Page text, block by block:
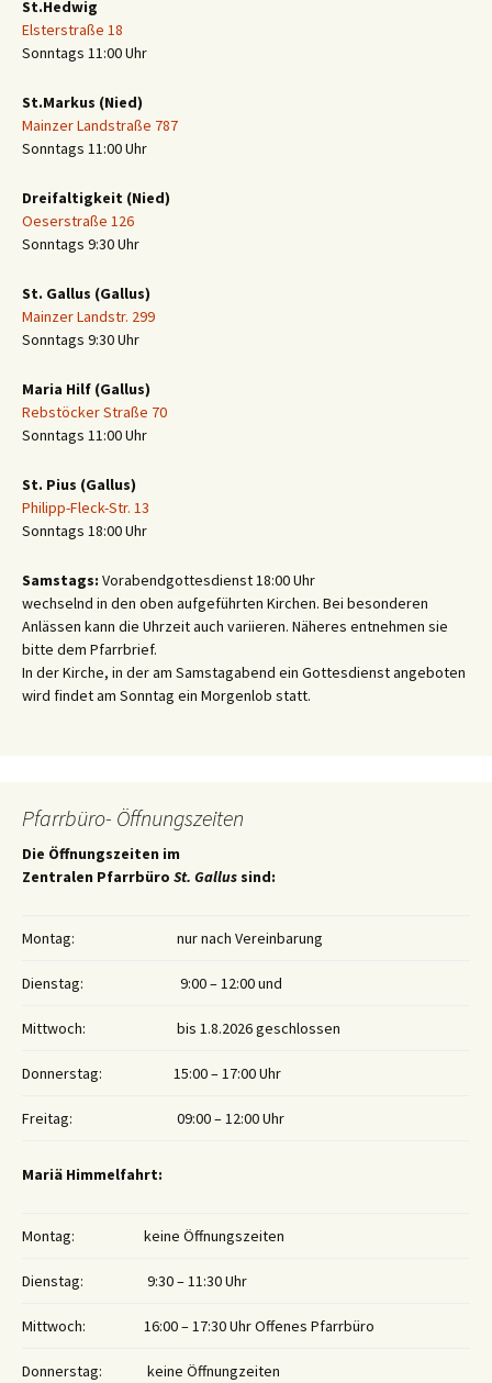
St.Hedwig
Elsterstraße 18
Sonntags 11:00 Uhr
St.Markus (Nied)
Mainzer Landstraße 787
Sonntags 11:00 Uhr
Dreifaltigkeit (Nied)
Oeserstraße 126
Sonntags 9:30 Uhr
St. Gallus (Gallus)
Mainzer Landstr. 299
Sonntags 9:30 Uhr
Maria Hilf (Gallus)
Rebstöcker Straße 70
Sonntags 11:00 Uhr
St. Pius (Gallus)
Philipp-Fleck-Str. 13
Sonntags 18:00 Uhr
Samstags: Vorabendgottesdienst 18:00 Uhr
wechselnd in den oben aufgeführten Kirchen. Bei besonderen
Anlässen kann die Uhrzeit auch variieren. Näheres entnehmen sie
bitte dem Pfarrbrief.
In der Kirche, in der am Samstagabend ein Gottesdienst angeboten
wird findet am Sonntag ein Morgenlob statt.
Pfarrbüro- Öffnungszeiten
Die Öffnungszeiten im
Zentralen Pfarrbüro St. Gallus sind:
Montag: nur nach Vereinbarung
Dienstag: 9:00 – 12:00 und
Mittwoch: bis 1.8.2026 geschlossen
Donnerstag: 15:00 – 17:00 Uhr
Freitag: 09:00 – 12:00 Uhr
Mariä Himmelfahrt:
Montag: keine Öffnungszeiten
Dienstag: 9:30 – 11:30 Uhr
Mittwoch: 16:00 – 17:30 Uhr Offenes Pfarrbüro
Donnerstag: keine Öffnungzeiten